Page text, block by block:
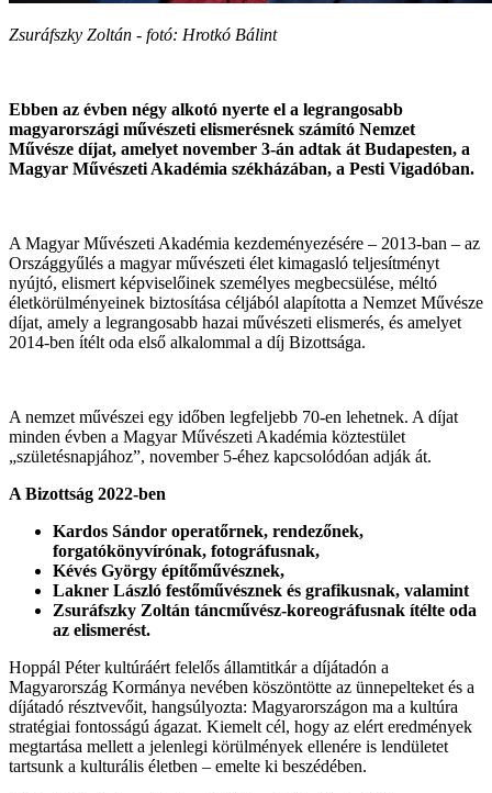
Zsuráfszky Zoltán - fotó: Hrotkó Bálint
Ebben az évben négy alkotó nyerte el a legrangosabb
magyarországi művészeti elismerésnek számító Nemzet
Művésze díjat, amelyet november 3-án adtak át Budapesten, a
Magyar Művészeti Akadémia székházában, a Pesti Vigadóban.
A Magyar Művészeti Akadémia kezdeményezésére – 2013-ban – az
Országgyűlés a magyar művészeti élet kimagasló teljesítményt
nyújtó, elismert képviselőinek személyes megbecsülése, méltó
életkörülményeinek biztosítása céljából alapította a Nemzet Művésze
díjat, amely a legrangosabb hazai művészeti elismerés, és amelyet
2014-ben ítélt oda első alkalommal a díj Bizottsága.
A nemzet művészei egy időben legfeljebb 70-en lehetnek. A díjat
minden évben a Magyar Művészeti Akadémia köztestület
„születésnapjához”, november 5-éhez kapcsolódóan adják át.
A Bizottság 2022-ben
Kardos Sándor operatőrnek, rendezőnek,
forgatókönyvírónak, fotográfusnak,
Kévés György építőművésznek,
Lakner László festőművésznek és grafikusnak, valamint
Zsuráfszky Zoltán táncművész-koreográfusnak ítélte oda
az elismerést.
Hoppál Péter kultúráért felelős államtitkár a díjátadón a
Magyarország Kormánya nevében köszöntötte az ünnepelteket és a
díjátadó résztvevőit, hangsúlyozta: Magyarországon ma a kultúra
stratégiai fontosságú ágazat. Kiemelt cél, hogy az elért eredmények
megtartása mellett a jelenlegi körülmények ellenére is lendületet
tartsunk a kulturális életben – emelte ki beszédében.